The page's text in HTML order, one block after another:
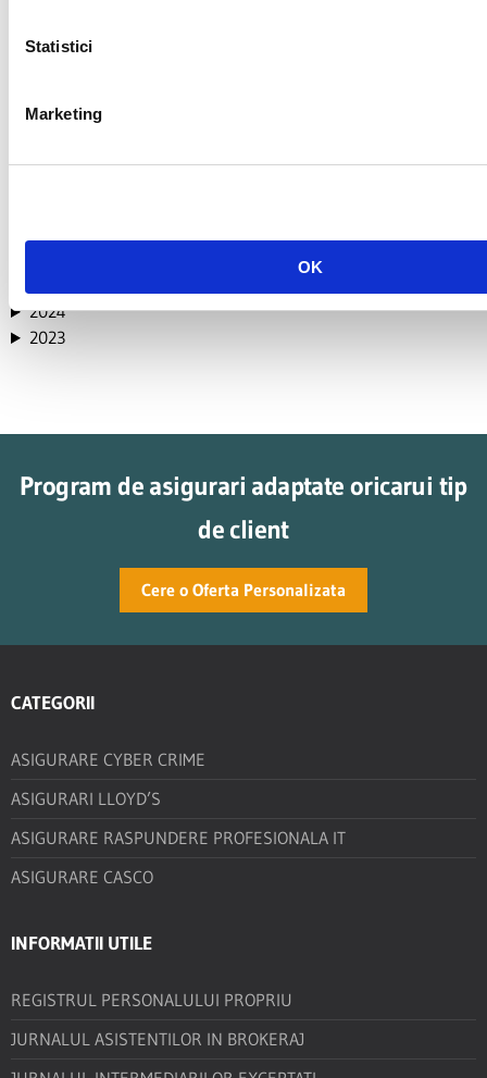
Statistici
Marketing
OK
mai 2025
2024
2023
Program de asigurari adaptate oricarui tip
de client
Cere o Oferta Personalizata
CATEGORII
ASIGURARE CYBER CRIME
ASIGURARI LLOYD’S
ASIGURARE RASPUNDERE PROFESIONALA IT
ASIGURARE CASCO
INFORMATII UTILE
REGISTRUL PERSONALULUI PROPRIU
JURNALUL ASISTENTILOR IN BROKERAJ